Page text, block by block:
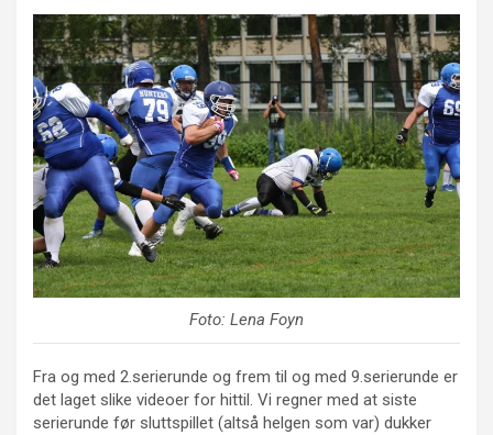
Foto: Lena Foyn
Fra og med 2.serierunde og frem til og med 9.serierunde er
det laget slike videoer for hittil. Vi regner med at siste
serierunde før sluttspillet (altså helgen som var) dukker